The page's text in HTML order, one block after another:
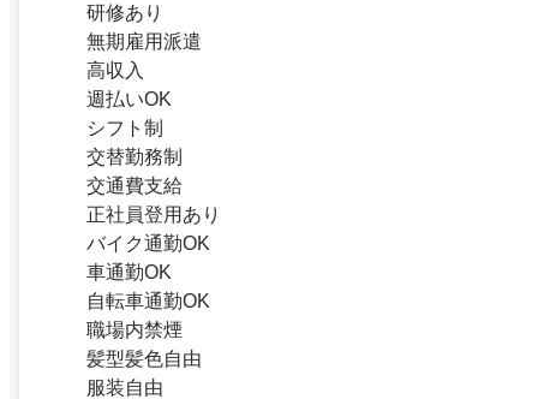
研修あり
無期雇用派遣
高収入
週払いOK
シフト制
交替勤務制
交通費支給
正社員登用あり
バイク通勤OK
車通勤OK
自転車通勤OK
職場内禁煙
髪型髪色自由
服装自由